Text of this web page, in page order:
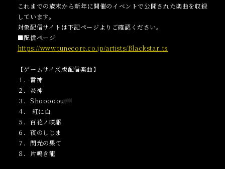
これまでの歳末から新年に開催のイベントで公開された楽曲を収録
しています。
対象配信サイトは下記ページよりご確認ください。
■配信ページ
https://www.tunecore.co.jp/artists/Blackstar_ts
【ゲームサイズ版配信楽曲】
１．雷神
２．炎神
３．Shooooout!!!
４． 紅に白
５．百花ノ咲駆
６．夜のしじま
７．閃光の果て
８．片鳴き龍